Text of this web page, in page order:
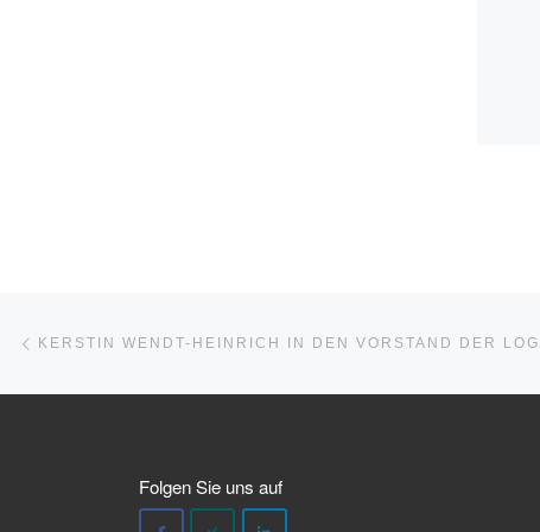
Beitragsnavigation
Folgen Sie uns auf